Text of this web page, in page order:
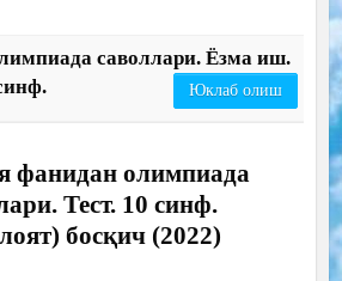
саволлари. Ёзма иш.
Юклаб олиш
фанидан олимпиада
Тест. 10 синф.
босқич (2022)